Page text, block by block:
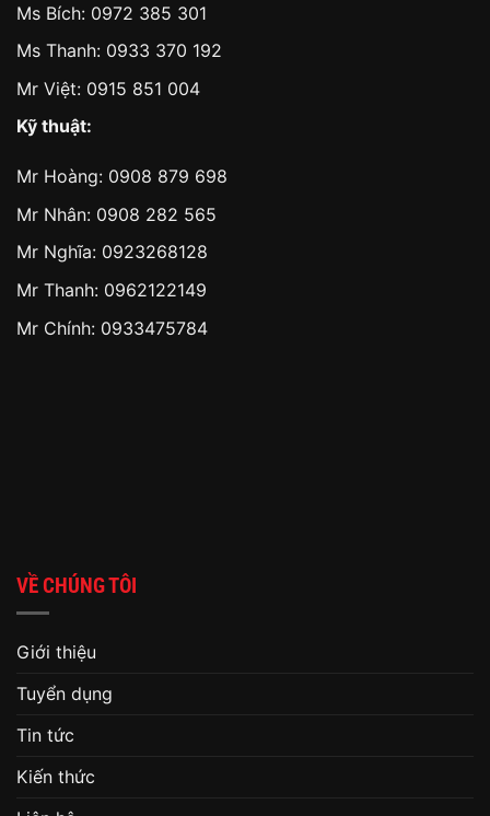
Ms Bích: 0972 385 301
Ms Thanh: 0933 370 192
Mr Việt: 0915 851 004
Kỹ thuật:
Mr Hoàng: 0908 879 698
Mr Nhân: 0908 282 565
Mr Nghĩa: 0923268128
Mr Thanh: 0962122149
Mr Chính: 0933475784
VỀ CHÚNG TÔI
Giới thiệu
Tuyển dụng
Tin tức
Kiến thức